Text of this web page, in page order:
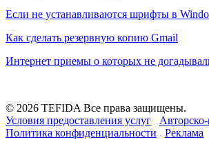
Если не устанавливаются шрифты в
Как сделать резервную копию Gmail
Интернет приемы о которых не
© 2026 TEFIDA Все права защищены.
Условия предоставления услуг
Политика конфиденциальности
Реклама